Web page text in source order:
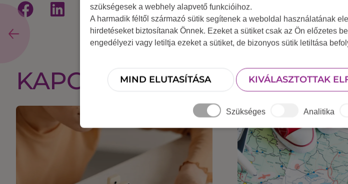
KAPCSOLÓDÓ TERMÉKEK
szükségesek a webhely alapvető funkcióihoz.
A harmadik féltől származó sütik segítenek a weboldal használatának
hirdetéseket biztosítanak Önnek. Ezeket a sütiket csak az Ön előzetes
engedélyezi vagy letiltja ezeket a sütiket, de bizonyos sütik letiltása
MIND ELUTASÍTÁSA KIVÁLASZTOTTAK
Szükséges Analitika